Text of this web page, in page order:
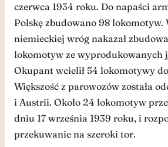
czerwca 1934 roku. Do napaści
Polskę zbudowano 98 lokomotyw.
niemieckiej wróg nakazał
lokomotyw ze wyprodukowanych
Okupant wcielił 54 lokomotywy
Większość z parowozów została
i Austrii. Około 24 lokomotyw
dniu 17 września 1939 roku, i
przekuwanie na szeroki tor.